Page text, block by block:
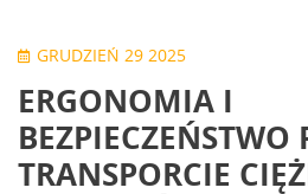
GRUDZIEŃ 29 2025
ERGONOMIA I
BEZPIECZEŃSTWO
TRANSPORCIE